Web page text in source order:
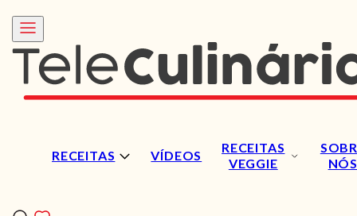
RECEITAS VÍDEOS
RECEITAS
VEGGIE
NÓS